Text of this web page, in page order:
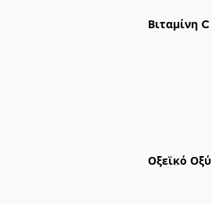
Βιταμίνη C
Οξεϊκό Οξύ